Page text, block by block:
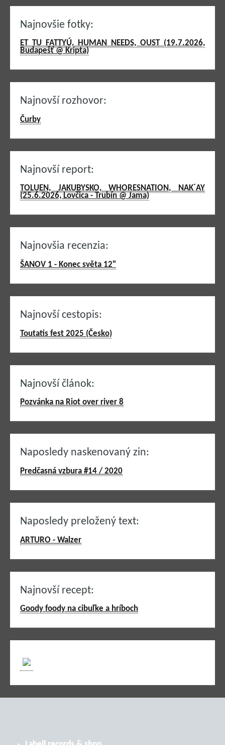
Najnovšie fotky:
ET TU FATTYÚ, HUMAN NEEDS, OUST (19.7.2026,
Budapešť @ Kripta)
Najnovší rozhovor:
Čurby
Najnovší report:
TOLUEN, JAKUBYSKO, WHORESNATION, NAK´AY
(25.6.2026, Lovčica - Trubín @ Jama)
Najnovšia recenzia:
ŠANOV 1 - Konec světa 12"
Najnovší cestopis:
Toutatis fest 2025 (Česko)
Najnovší článok:
Pozvánka na Riot over river 8
Naposledy naskenovaný zin:
Predčasná vzbura #14 / 2020
Naposledy preložený text:
ARTURO - Walzer
Najnovší recept:
Goody foody na cibuľke a hríboch